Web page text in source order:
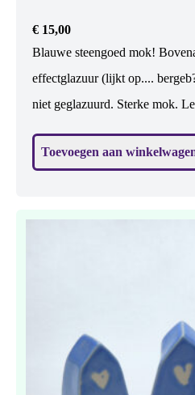
€ 15,00
Blauwe steengoed mok!
effectglazuur (lijkt op.... bergeb? Lucht?),
niet geglazuurd. Sterke mok. Lekker om je handen er
Vaatwasbestendig. H: 8,5 cm.
Toevoegen aan